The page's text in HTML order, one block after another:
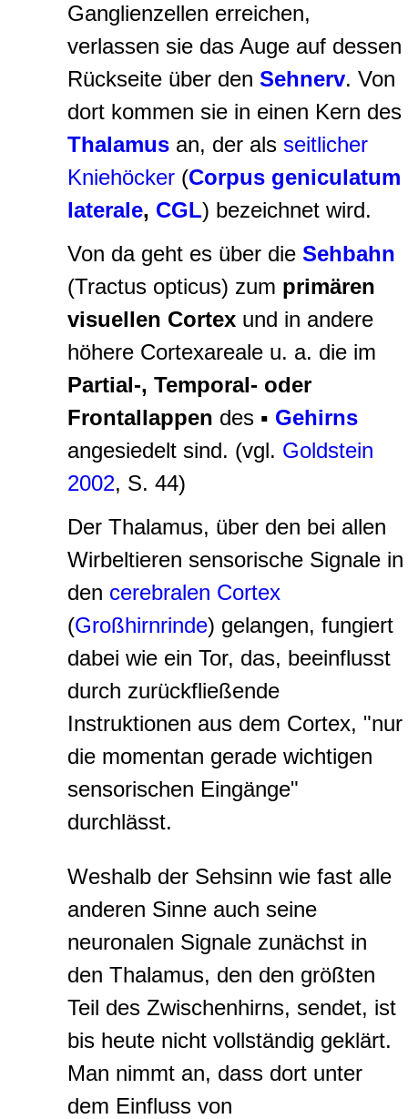
Ganglienzellen erreichen,
verlassen sie das Auge auf dessen
Rückseite über den Sehnerv. Von
dort kommen sie in einen Kern des
Thalamus an, der als seitlicher
Kniehöcker (Corpus geniculatum
laterale, CGL) bezeichnet wird.
Von da geht es über die Sehbahn
(Tractus opticus) zum primären
visuellen Cortex und in andere
höhere Cortexareale u. a. die im
Partial-, Temporal- oder
Frontallappen des ▪ Gehirns
angesiedelt sind. (vgl. Goldstein
2002, S. 44)
Der Thalamus, über den bei allen
Wirbeltieren sensorische Signale in
den cerebralen Cortex
(Großhirnrinde) gelangen, fungiert
dabei wie ein Tor, das, beeinflusst
durch zurückfließende
Instruktionen aus dem Cortex, "nur
die momentan gerade wichtigen
sensorischen Eingänge"
durchlässt.
Weshalb der Sehsinn wie fast alle
anderen Sinne auch seine
neuronalen Signale zunächst in
den Thalamus, den den größten
Teil des Zwischenhirns, sendet, ist
bis heute nicht vollständig geklärt.
Man nimmt an, dass dort unter
dem Einfluss von